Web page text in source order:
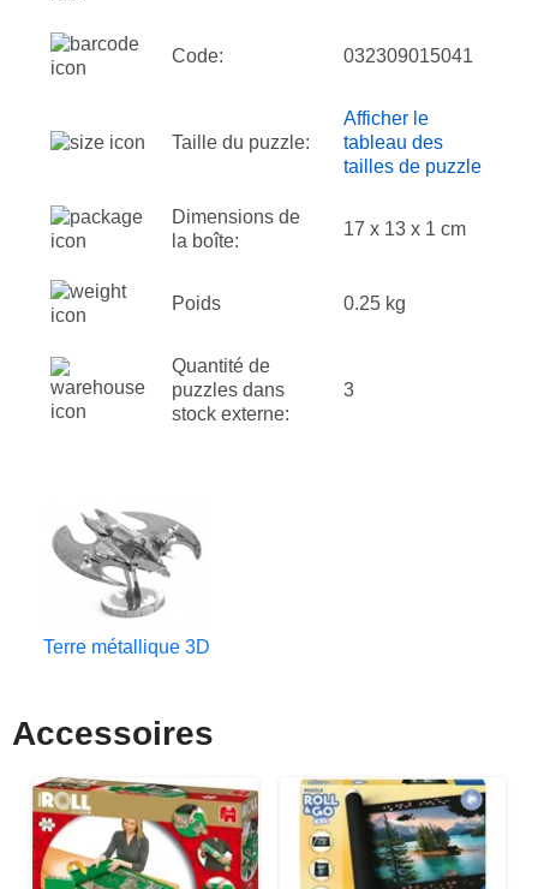
Code: 032309015041
Taille du puzzle:
Afficher le
tableau des
tailles de puzzle
Dimensions de
la boîte:
17 x 13 x 1 cm
Poids 0.25 kg
Quantité de
puzzles dans
stock externe:
3
Terre métallique 3D
Accessoires